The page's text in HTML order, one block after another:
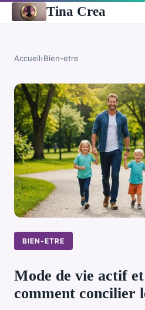
Tina Crea
Accueil›Bien-etre
BIEN-ETRE
Mode de vie actif
comment concilier